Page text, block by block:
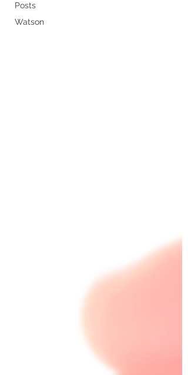
Posts
Watson